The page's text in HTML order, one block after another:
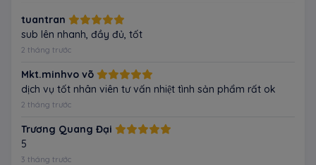
tuantran
sub lên nhanh, đầy đủ, tốt
2 tháng trước
Mkt.minhvo võ
dịch vụ tốt nhân viên tư vấn nhiệt tình sản phẩm rất ok
2 tháng trước
Trương Quang Đại
5
3 tháng trước